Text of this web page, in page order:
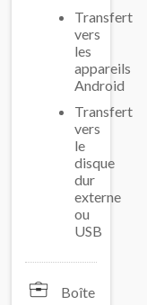
Transfert
vers
les
appareils
Android
Transfert
vers
le
disque
dur
externe
ou
USB
Boîte